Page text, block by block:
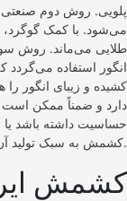
پلویی. روش دوم صنعتی
می‌شود. با کمک
طلایی می‌ماند. روش
انگور استفاده
کشیده و زیبای انگور
دارد و ضمناً ممکن است
حساسیت داشته باشد یا
کشمش به سبک تولید آن و سلامت معده خود فکر کنید.
کشمش